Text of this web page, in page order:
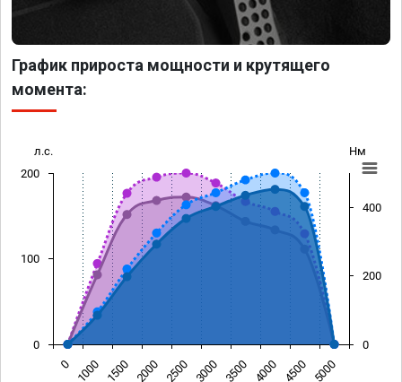
График прироста мощности и крутящего
момента:
л.с. Нм
0 1000 1500 2000 2500 3000 3500 4000 4500 5000
0
100
200
0
200
400